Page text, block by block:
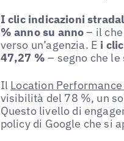
I clic indicazioni
% anno su anno– il
verso un’agenzia. E i
47,27 % – segno che
Il Location Performance
visibilità del 78 %, un
Questo livello di
policy di Google che si